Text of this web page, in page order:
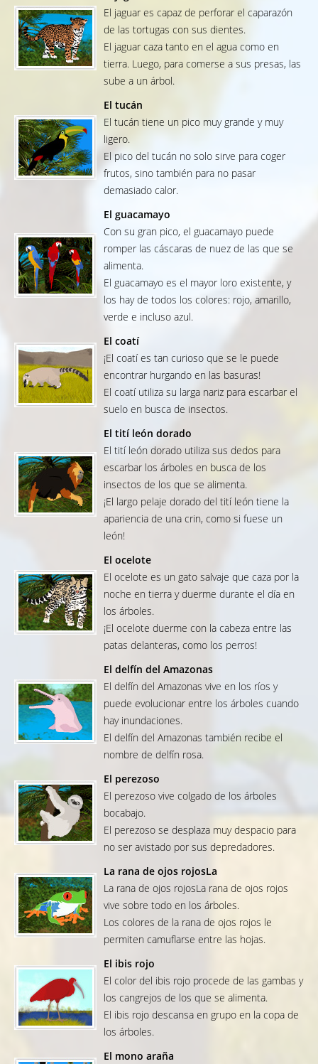
El jaguar es capaz de perforar el caparazón
de las tortugas con sus dientes.
El jaguar caza tanto en el agua como en
tierra. Luego, para comerse a sus presas, las
sube a un árbol.
El tucán
El tucán tiene un pico muy grande y muy
ligero.
El pico del tucán no solo sirve para coger
frutos, sino también para no pasar
demasiado calor.
El guacamayo
Con su gran pico, el guacamayo puede
romper las cáscaras de nuez de las que se
alimenta.
El guacamayo es el mayor loro existente, y
los hay de todos los colores: rojo, amarillo,
verde e incluso azul.
El coatí
¡El coatí es tan curioso que se le puede
encontrar hurgando en las basuras!
El coatí utiliza su larga nariz para escarbar el
suelo en busca de insectos.
El tití león dorado
El tití león dorado utiliza sus dedos para
escarbar los árboles en busca de los
insectos de los que se alimenta.
¡El largo pelaje dorado del tití león tiene la
apariencia de una crin, como si fuese un
león!
El ocelote
El ocelote es un gato salvaje que caza por la
noche en tierra y duerme durante el día en
los árboles.
¡El ocelote duerme con la cabeza entre las
patas delanteras, como los perros!
El delfín del Amazonas
El delfín del Amazonas vive en los ríos y
puede evolucionar entre los árboles cuando
hay inundaciones.
El delfín del Amazonas también recibe el
nombre de delfín rosa.
El perezoso
El perezoso vive colgado de los árboles
bocabajo.
El perezoso se desplaza muy despacio para
no ser avistado por sus depredadores.
La rana de ojos rojosLa
La rana de ojos rojosLa rana de ojos rojos
vive sobre todo en los árboles.
Los colores de la rana de ojos rojos le
permiten camuflarse entre las hojas.
El ibis rojo
El color del ibis rojo procede de las gambas y
los cangrejos de los que se alimenta.
El ibis rojo descansa en grupo en la copa de
los árboles.
El mono araña